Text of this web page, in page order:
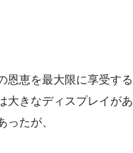
恩恵を最大限に享受する
大きなディスプレイがあ
ったが、